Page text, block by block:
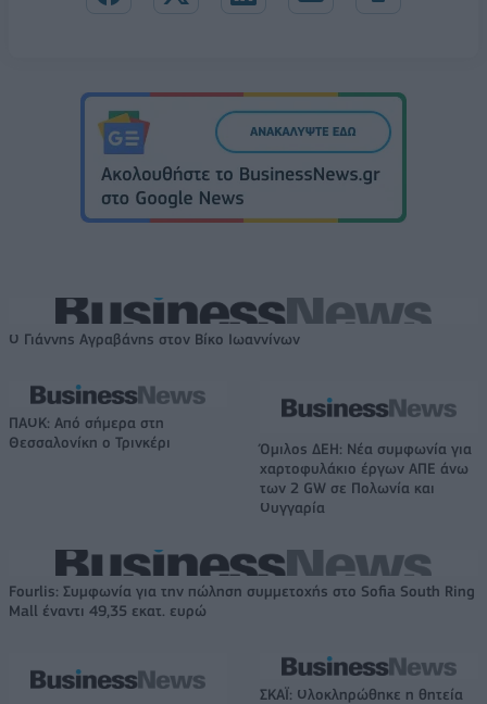
Ο Γιάννης Αγραβάνης στον Βίκο Ιωαννίνων
ΠΑΟΚ: Από σήμερα στη
Θεσσαλονίκη ο Τρινκέρι
Όμιλος ΔΕΗ: Νέα συμφωνία για
χαρτοφυλάκιο έργων ΑΠΕ άνω
των 2 GW σε Πολωνία και
Ουγγαρία
Fourlis: Συμφωνία για την πώληση συμμετοχής στο Sofia South Ring
Mall έναντι 49,35 εκατ. ευρώ
ΣΚΑΪ: Ολοκληρώθηκε η θητεία